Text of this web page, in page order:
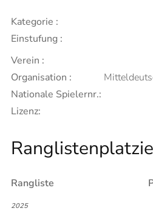
Kategorie :
Einstufung :
Verein :
Organisation :
Nationale Spielernr.:
Lizenz:
Rangliste
2025